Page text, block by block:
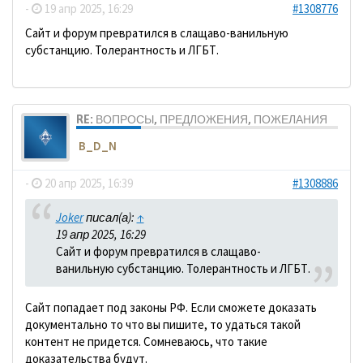
- 19 апр 2025, 16:29
#1308776
Сайт и форум превратился в слащаво-ванильную
субстанцию. Толерантность и ЛГБТ.
RE: ВОПРОСЫ, ПРЕДЛОЖЕНИЯ, ПОЖЕЛАНИЯ
B_D_N
- 20 апр 2025, 16:39 #1308886
Jokerписал(а): ↑
19 апр 2025, 16:29
Сайт и форум превратился в слащаво-
ванильную субстанцию. Толерантность и ЛГБТ.
Сайт попадает под законы РФ. Если сможете доказать
документально то что вы пишите, то удаться такой
контент не придется. Сомневаюсь, что такие
доказательства будут.